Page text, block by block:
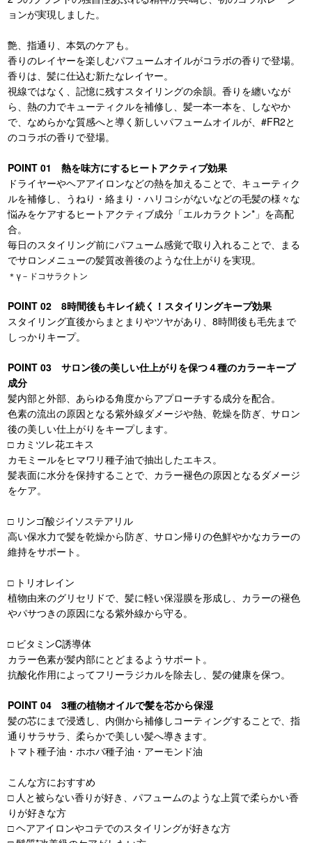
ョンが実現しました。
艶、指通り、本気のケアも。
香りのレイヤーを楽しむパフュームオイルがコラボの香りで登場。
香りは、髪に仕込む新たなレイヤー。
視線ではなく、記憶に残すスタイリングの余韻。香りを纏いなが
ら、熱の力でキューティクルを補修し、髪一本一本を、しなやか
で、なめらかな質感へと導く新しいパフュームオイルが、#FR2と
のコラボの香りで登場。
POINT 01 熱を味方にするヒートアクティブ効果
ドライヤーやヘアアイロンなどの熱を加えることで、キューティク
ルを補修し、うねり・絡まり・ハリコシがないなどの毛髪の様々な
悩みをケアするヒートアクティブ成分「エルカラクトン*」を高配
合。
毎日のスタイリング前にパフューム感覚で取り入れることで、まる
でサロンメニューの髪質改善後のような仕上がりを実現。
＊γ－ドコサラクトン
POINT 02 8時間後もキレイ続く！スタイリングキープ効果
スタイリング直後からまとまりやツヤがあり、8時間後も毛先まで
しっかりキープ。
POINT 03 サロン後の美しい仕上がりを保つ４種のカラーキープ
成分
髪内部と外部、あらゆる角度からアプローチする成分を配合。
色素の流出の原因となる紫外線ダメージや熱、乾燥を防ぎ、サロン
後の美しい仕上がりをキープします。
□ カミツレ花エキス
カモミールをヒマワリ種子油で抽出したエキス。
髪表面に水分を保持することで、カラー褪色の原因となるダメージ
をケア。
□ リンゴ酸ジイソステアリル
高い保水力で髪を乾燥から防ぎ、サロン帰りの色鮮やかなカラーの
維持をサポート。
□ トリオレイン
植物由来のグリセリドで、髪に軽い保湿膜を形成し、カラーの褪色
やパサつきの原因になる紫外線から守る。
□ ビタミンC誘導体
カラー色素が髪内部にとどまるようサポート。
抗酸化作用によってフリーラジカルを除去し、髪の健康を保つ。
POINT 04 3種の植物オイルで髪を芯から保湿
髪の芯にまで浸透し、内側から補修しコーティングすることで、指
通りサラサラ、柔らかで美しい髪へ導きます。
トマト種子油・ホホバ種子油・アーモンド油
こんな方におすすめ
□ 人と被らない香りが好き、パフュームのような上質で柔らかい香
りが好きな方
□ ヘアアイロンやコテでのスタイリングが好きな方